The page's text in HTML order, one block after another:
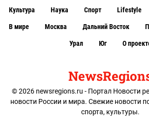
© 2026 newsregions.ru - Портал Новости
новости России и мира. Свежие новости
спорта, культуры.
Культура Наука Спорт Lifestyle
В мире Москва Дальний Восток
Урал Юг О